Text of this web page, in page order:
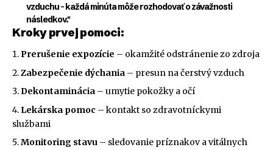
vzduchu – každá minúta môže rozhodovať o závažnosti
následkov."
Kroky prvej pomoci:
Prerušenie expozície – okamžité odstránenie zo zdroja
Zabezpečenie dýchania – presun na čerstvý vzduch
Dekontaminácia – umytie pokožky a očí
Lekárska pomoc – kontakt so zdravotníckymi
službami
Monitoring stavu – sledovanie príznakov a vitálnych